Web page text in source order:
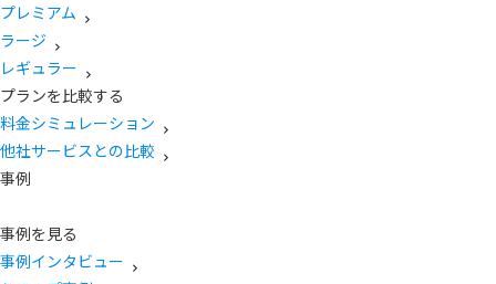
プレミアム
ラージ
レギュラー
プランを比較する
料金シミュレーション
他社サービスとの比較
事例
事例を見る
事例インタビュー